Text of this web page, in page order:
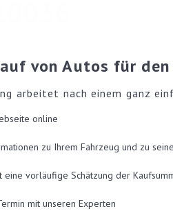
von Autos für
arbeitet nach einem ganz
online
zu Ihrem Fahrzeug und zu
vorläufige Schätzung der
mit unseren Experten